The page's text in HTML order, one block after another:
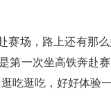
赛场，路上还有那
第一次坐高铁奔赴
吃逛吃，好好体验